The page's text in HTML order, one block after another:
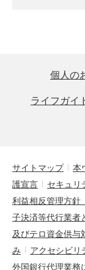
個人の
ライフガイ
サイトマップ 本
護宣言
セキュリ
利益相反管理方針
子決済等代行業者
及びテロ資金供与
み
アクセシビリ
外国銀行代理業務